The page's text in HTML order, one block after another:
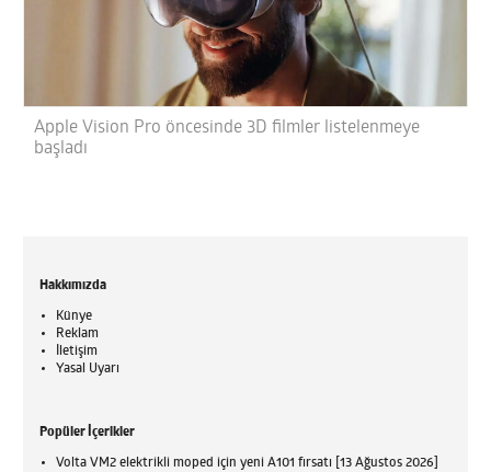
Apple Vision Pro öncesinde 3D filmler listelenmeye
başladı
Hakkımızda
Künye
Reklam
İletişim
Yasal Uyarı
Popüler İçerikler
Volta VM2 elektrikli moped için yeni A101 fırsatı [13 Ağustos 2026]